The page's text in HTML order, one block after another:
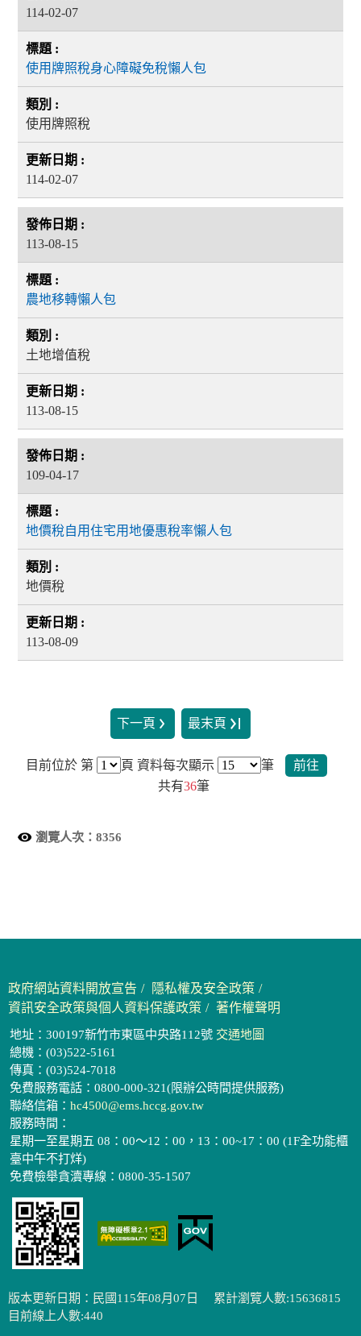
114-02-07
使用牌照稅身心障礙免稅懶人包
使用牌照稅
114-02-07
113-08-15
農地移轉懶人包
土地增值稅
113-08-15
109-04-17
地價稅自用住宅用地優惠稅率懶人包
地價稅
113-08-09
下一頁 最末頁
目前位於 第 頁 資料每次顯示 筆
前往
共有36筆
瀏覽人次： 8356
政府網站資料開放宣告
隱私權及安全政策
資訊安全政策與個人資料保護政策
著作權聲明
地址：300197新竹市東區中央路112號 交通地圖
總機：(03)522-5161
傳真：(03)524-7018
免費服務電話：0800-000-321(限辦公時間提供服務)
聯絡信箱： hc4500@ems.hccg.gov.tw
服務時間：
星期一至星期五 08：00～12：00，13：00~17：00 (1F全功能櫃
臺中午不打烊)
免費檢舉貪瀆專線：0800-35-1507
版本更新日期：民國115年08月07日
累計瀏覽人數:15636815
目前線上人數:440